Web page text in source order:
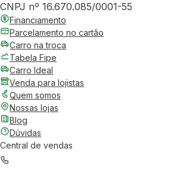
CNPJ nº 16.670.085/0001-55
Financiamento
Parcelamento no cartão
Carro na troca
Tabela Fipe
Carro Ideal
Venda para lojistas
Quem somos
Nossas lojas
Blog
Dúvidas
Central de vendas